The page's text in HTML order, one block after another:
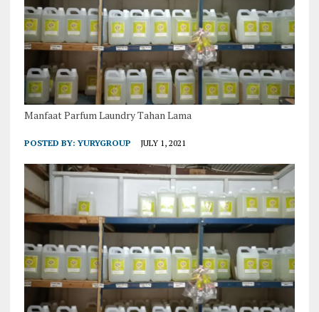
Manfaat Parfum Laundry Tahan Lama
POSTED BY:YURYGROUP JULY 1, 2021